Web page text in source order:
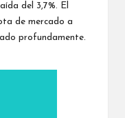
del 3,7%.
El
de mercado a
profundamente.